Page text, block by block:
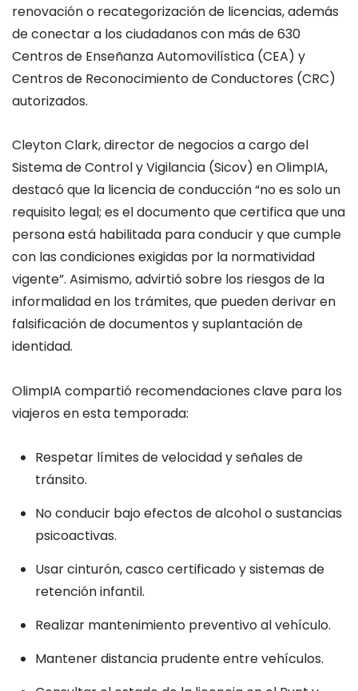
renovación o recategorización de licencias, además
de conectar a los ciudadanos con más de 630
Centros de Enseñanza Automovilística (CEA) y
Centros de Reconocimiento de Conductores (CRC)
autorizados.
Cleyton Clark, director de negocios a cargo del
Sistema de Control y Vigilancia (Sicov) en OlimpIA,
destacó que la licencia de conducción “no es solo un
requisito legal; es el documento que certifica que una
persona está habilitada para conducir y que cumple
con las condiciones exigidas por la normatividad
vigente”. Asimismo, advirtió sobre los riesgos de la
informalidad en los trámites, que pueden derivar en
falsificación de documentos y suplantación de
identidad.
OlimpIA compartió recomendaciones clave para los
viajeros en esta temporada:
Respetar límites de velocidad y señales de
tránsito.
No conducir bajo efectos de alcohol o sustancias
psicoactivas.
Usar cinturón, casco certificado y sistemas de
retención infantil.
Realizar mantenimiento preventivo al vehículo.
Mantener distancia prudente entre vehículos.